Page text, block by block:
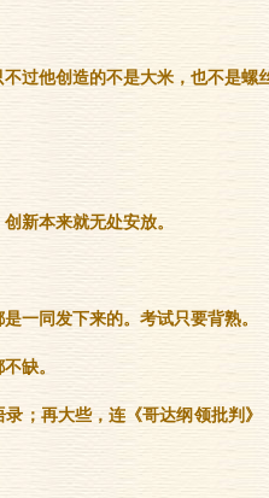
过他创造的不是大米，也不是螺
新本来就无处安放。
一同发下来的。考试只要背熟。
缺。
；再大些，连《哥达纲领批判